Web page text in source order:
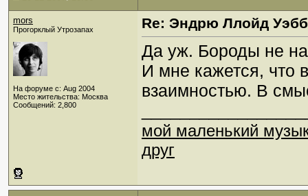
mors
Прогорклый Утрозапах
На форуме с: Aug 2004
Место жительства: Москва
Сообщений: 2,800
Re: Эндрю Ллойд
Да уж. Бороды не
И мне кажется, что
взаимностью. В
мой маленький
друг